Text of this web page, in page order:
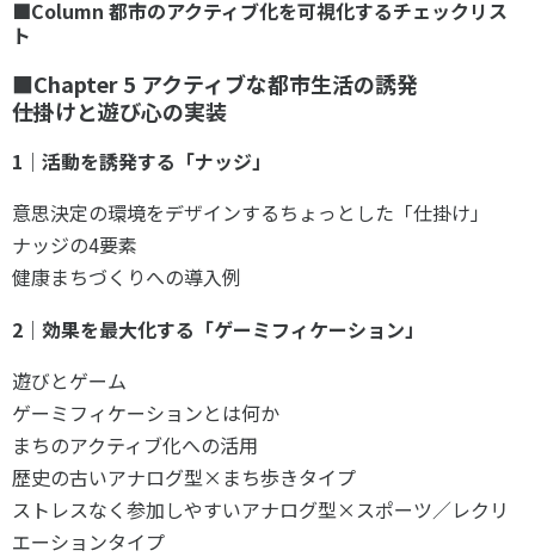
■Column 都市のアクティブ化を可視化するチェックリス
ト
■Chapter 5 アクティブな都市生活の誘発
――仕掛けと遊び心の実装
1｜活動を誘発する「ナッジ」
意思決定の環境をデザインするちょっとした「仕掛け」
ナッジの4要素
健康まちづくりへの導入例
2｜効果を最大化する「ゲーミフィケーション」
遊びとゲーム
ゲーミフィケーションとは何か
まちのアクティブ化への活用
歴史の古いアナログ型× まち歩きタイプ
ストレスなく参加しやすいアナログ型×スポーツ／レクリ
エーションタイプ